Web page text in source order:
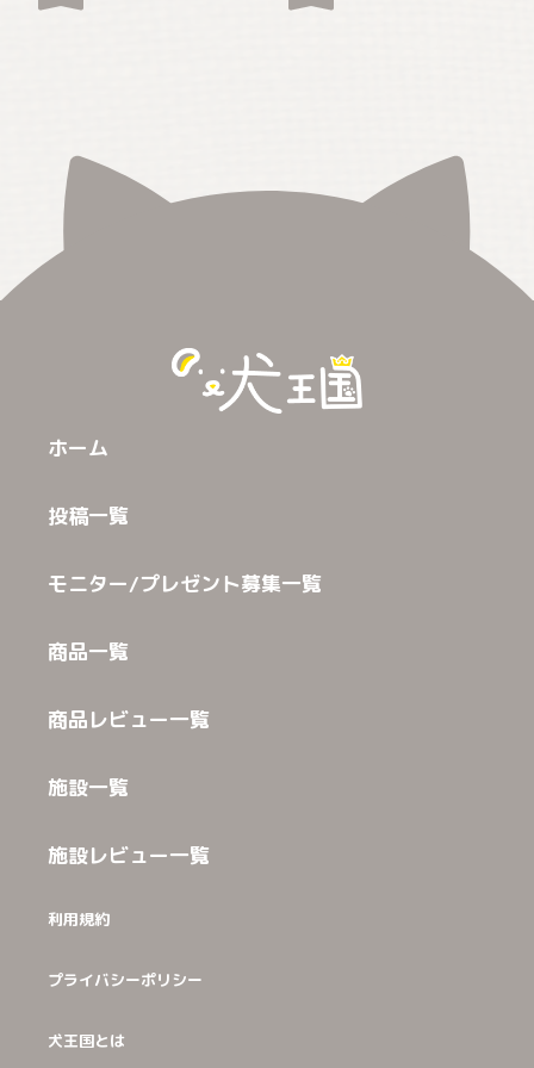
ホーム
投稿一覧
モニター/プレゼント募集一覧
商品一覧
商品レビュー一覧
施設一覧
施設レビュー一覧
利用規約
プライバシーポリシー
犬王国とは